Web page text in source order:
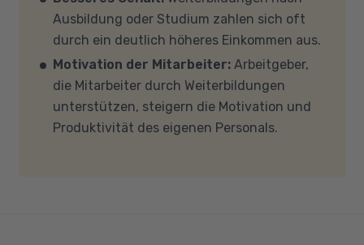
findet in Microsoft Teams statt. Bitte achten
Sie darauf, dass Ihre Sicherheitsprogramme
und -einstellungen (Anti-Viren-Programme,
Firewalls etc.) die Verbindung mit MS Teams
nicht blockieren. Bitte beachten Sie außerdem,
dass für eine reibungslose Übertragung eine
Ausbildung oder Studium zahlen sich oft
durch ein deutlich höheres Einkommen aus.
Motivation der Mitarbeiter: Arbeitgeber,
die Mitarbeiter durch Weiterbildungen
unterstützen, steigern die Motivation und
Produktivität des eigenen Personals.